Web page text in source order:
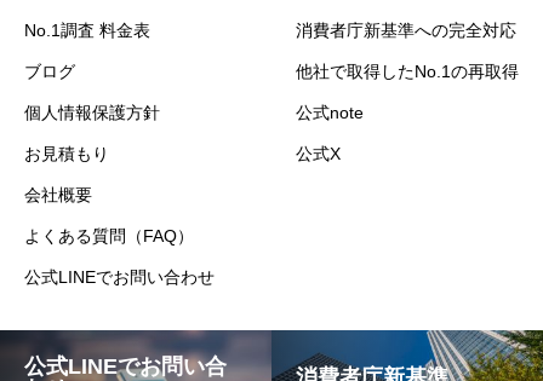
No.1調査 料金表
ブログ
個人情報保護方針
お見積もり
会社概要
よくある質問（FAQ）
公式LINEでお問い合わせ
消費者庁新基準への完全対応
他社で取得したNo.1の再取得
公式note
公式X
公式LINEでお問い合